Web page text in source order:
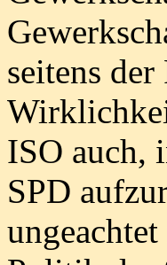
seitens
ISO auch,
SPD